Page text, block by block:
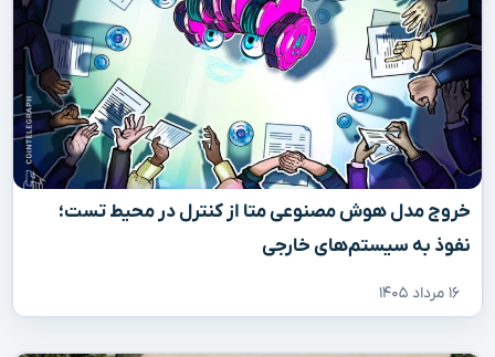
خروج مدل هوش مصنوعی متا از کنترل در محیط تست؛
نفوذ به سیستم‌های خارجی
۱۶ مرداد ۱۴۰۵